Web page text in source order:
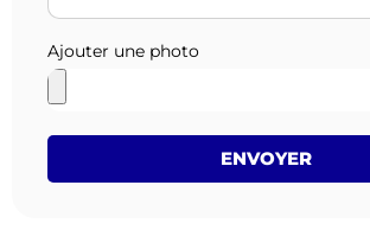
Ajouter une photo
ENVOYER